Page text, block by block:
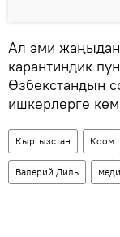
Ал эми жаңыдан
карантиндик
Өзбекстандын
ишкерлерге
Кыргызстан Коом
Валерий Диль